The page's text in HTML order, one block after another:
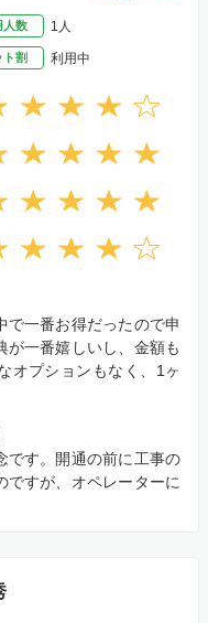
人数 1人
ト割 利用中
で一番お得だったので申
が一番嬉しいし、金額も
オプションもなく、1ヶ
です。開通の前に工事の
ですが、オペレーターに